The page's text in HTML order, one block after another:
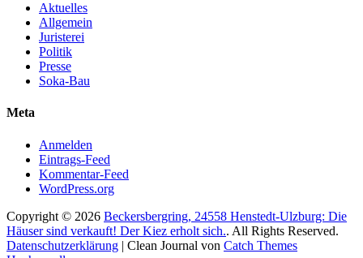
Aktuelles
Allgemein
Juristerei
Politik
Presse
Soka-Bau
Meta
Anmelden
Eintrags-Feed
Kommentar-Feed
WordPress.org
Copyright © 2026 Beckersbergring, 24558 Henstedt-Ulzburg: Die
Häuser sind verkauft! Der Kiez erholt sich.. All Rights Reserved.
Datenschutzerklärung | Clean Journal von Catch Themes